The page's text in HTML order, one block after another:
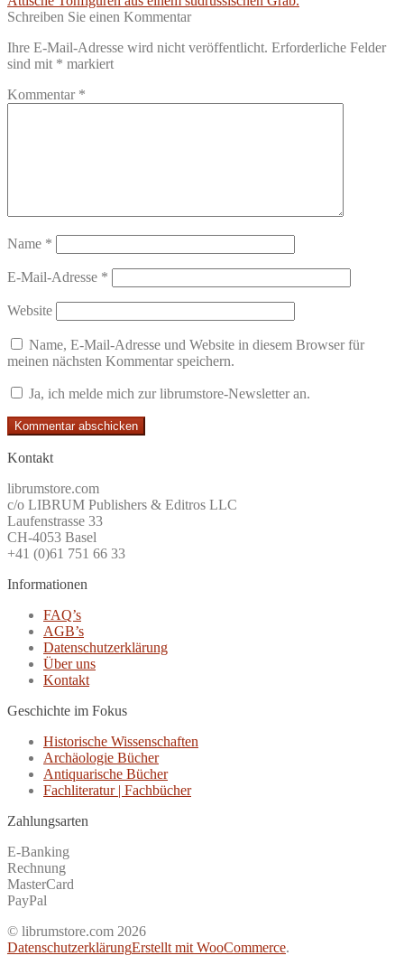
Beitrag:
Schreiben Sie einen Kommentar
Ihre E-Mail-Adresse wird nicht veröffentlicht. Erforderliche Felder
sind mit * markiert
Kommentar *
Name *
E-Mail-Adresse *
Website
Name, E-Mail-Adresse und Website in diesem Browser für
meinen nächsten Kommentar speichern.
Ja, ich melde mich zur librumstore-Newsletter an.
Kontakt
librumstore.com
c/o LIBRUM Publishers & Editros LLC
Laufenstrasse 33
CH-4053 Basel
+41 (0)61 751 66 33
Informationen
FAQ’s
AGB’s
Datenschutzerklärung
Über uns
Kontakt
Geschichte im Fokus
Historische Wissenschaften
Archäologie Bücher
Antiquarische Bücher
Fachliteratur | Fachbücher
Zahlungsarten
E-Banking
Rechnung
MasterCard
PayPal
© librumstore.com 2026
DatenschutzerklärungErstellt mit WooCommerce.